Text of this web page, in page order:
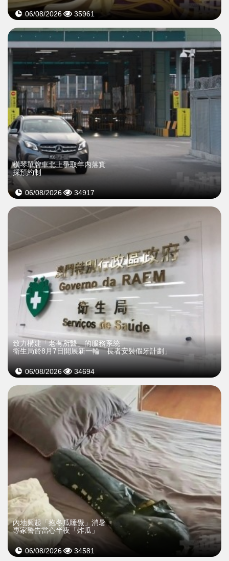
06/08/2026 35961
橫琴單牌車北上爭取年内落實
採預約制
06/08/2026 34917
致力構建「老有所醫」的服務系統
衛生局於8月7日開展新一輪「長者安裝假牙計劃」
06/08/2026 34694
內地興起「抱冬瓜睡覺」消暑
專家警告當心半夜「炸瓜」
06/08/2026 34581